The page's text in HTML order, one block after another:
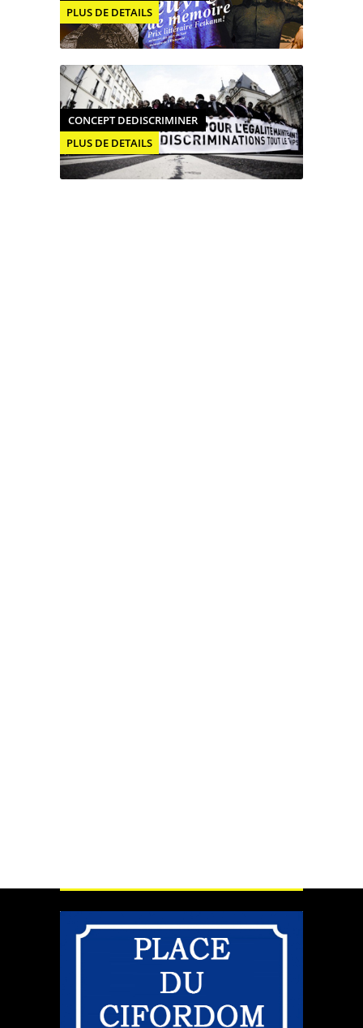
PLUS DE DETAILS
CONCEPT DEDISCRIMINER
PLUS DE DETAILS